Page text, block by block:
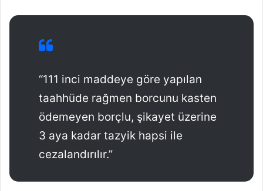
“111 inci maddeye göre yapılan
taahhüde rağmen borcunu kasten
ödemeyen borçlu, şikayet üzerine
3 aya kadar tazyik hapsi ile
cezalandırılır.”